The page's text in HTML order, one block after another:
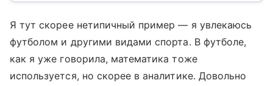
Я тут скорее нетипичный пример — я увлекаюсь
футболом и другими видами спорта. В футболе,
как я уже говорила, математика тоже
используется, но скорее в аналитике. Довольно